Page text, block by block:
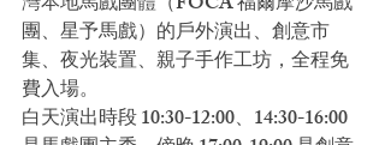
團、星予馬戲）的戶外演出、創意市
集、夜光裝置、親子手作工坊，全程免
費入場。
白天演出時段 10:30-12:00、14:30-16:00